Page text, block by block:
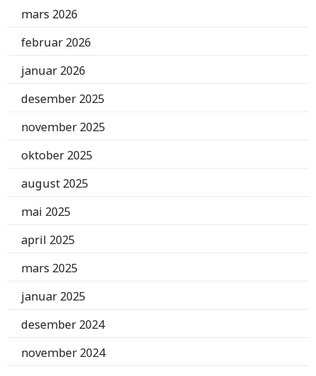
mars 2026
februar 2026
januar 2026
desember 2025
november 2025
oktober 2025
august 2025
mai 2025
april 2025
mars 2025
januar 2025
desember 2024
november 2024